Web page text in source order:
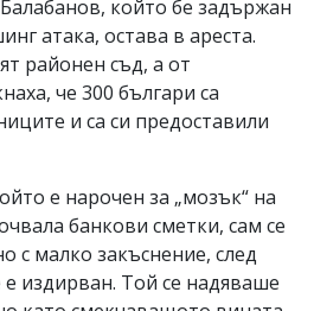
който бе задържан
атака, остава в ареста.
районен съд, а от
че 300 българи са
и са си предоставили
е нарочен за „мозък“ на
банкови сметки, сам се
с малко закъснение, след
е издирван. Той се надяваше